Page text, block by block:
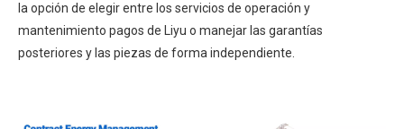
la opción de elegir entre los servicios de operación y
mantenimiento pagos de Liyu o manejar las garantías
posteriores y las piezas de forma independiente.